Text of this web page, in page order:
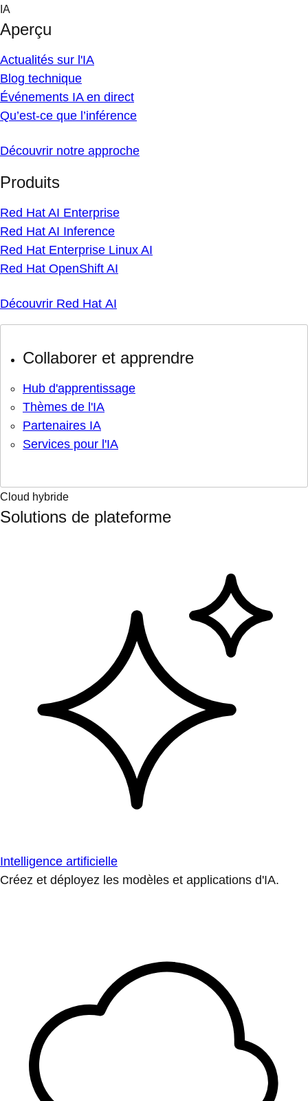
Skip
content
IA
Aperçu
Actualités sur l'IA
Blog technique
Événements IA en direct
Qu’est-ce que l’inférence
Découvrir notre approche
Produits
Red Hat AI Enterprise
Red Hat AI Inference
Red Hat Enterprise Linux AI
Red Hat OpenShift AI
Découvrir Red Hat AI
Collaborer et apprendre
Hub d'apprentissage
Thèmes de l'IA
Partenaires IA
Services pour l'IA
Cloud hybride
Solutions de plateforme
Intelligence artificielle
Créez et déployez les modèles et applications d'IA.